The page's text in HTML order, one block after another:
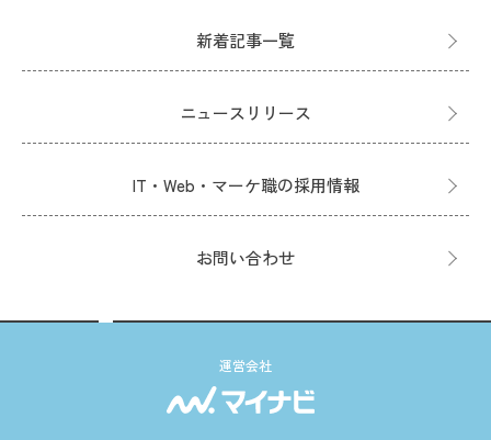
新着記事一覧
ニュースリリース
IT・Web・マーケ職の採用情報
お問い合わせ
運営会社